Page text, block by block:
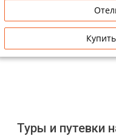
Туры и путевки